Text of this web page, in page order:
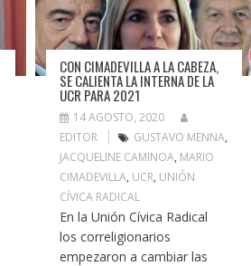
CON CIMADEVILLA A LA CABEZA,
SE CALIENTA LA INTERNA DE LA
UCR PARA 2021
14 AGOSTO, 2020
EDITOR
GUSTAVO MENNA,
JACQUELINE CAMINOA, MARIO
CIMADEVILLA, UCR, UNIÓN
CÍVICA RADICAL
En la Unión Cívica Radical
los correligionarios
empezaron a cambiar las